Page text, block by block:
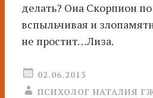
делать? Она Скорпион
вспыльчивая и
не простит…Лиза.
02.06.2013
ПСИХОЛОГ НАТАЛИЯ